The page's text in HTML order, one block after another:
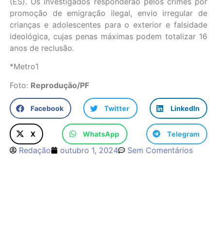
promoção de emigração ilegal, envio irregular de
crianças e adolescentes para o exterior e falsidade
ideológica, cujas penas máximas podem totalizar 16
anos de reclusão.
*Metro1
Foto: Reprodução/PF
Facebook Twitter LinkedIn
X WhatsApp Telegram
Redação outubro 1, 2024 Sem Comentários